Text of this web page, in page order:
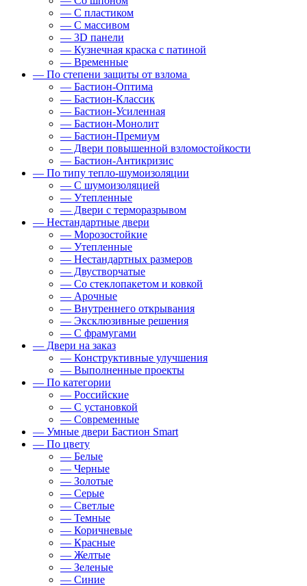
— С пластиком
— С массивом
— 3D панели
— Кузнечная краска с патиной
— Временные
— По степени защиты от взлома
— Бастион-Оптима
— Бастион-Классик
— Бастион-Усиленная
— Бастион-Монолит
— Бастион-Премиум
— Двери повышенной взломостойкости
— Бастион-Антикризис
— По типу тепло-шумоизоляции
— С шумоизоляцией
— Утепленные
— Двери с терморазрывом
— Нестандартные двери
— Морозостойкие
— Утепленные
— Нестандартных размеров
— Двустворчатые
— Со стеклопакетом и ковкой
— Арочные
— Внутреннего открывания
— Эксклюзивные решения
— С фрамугами
— Двери на заказ
— Конструктивные улучшения
— Выполненные проекты
— По категории
— Российские
— С установкой
— Современные
— Умные двери Бастион Smart
— По цвету
— Белые
— Черные
— Золотые
— Серые
— Светлые
— Темные
— Коричневые
— Красные
— Желтые
— Зеленые
— Синие